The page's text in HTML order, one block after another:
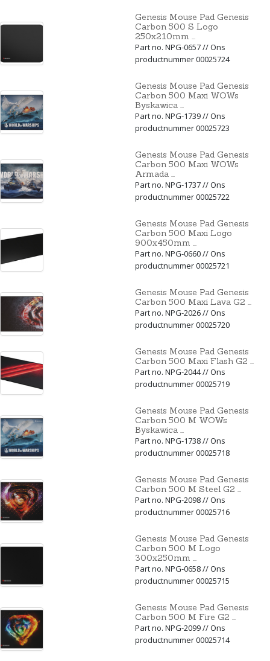
Genesis Mouse Pad Genesis
Carbon 500 S Logo
250x210mm ...
Part no. NPG-0657 // Ons
productnummer 00025724
Genesis Mouse Pad Genesis
Carbon 500 Maxi WOWs
Byskawica ...
Part no. NPG-1739 // Ons
productnummer 00025723
Genesis Mouse Pad Genesis
Carbon 500 Maxi WOWs
Armada ...
Part no. NPG-1737 // Ons
productnummer 00025722
Genesis Mouse Pad Genesis
Carbon 500 Maxi Logo
900x450mm ...
Part no. NPG-0660 // Ons
productnummer 00025721
Genesis Mouse Pad Genesis
Carbon 500 Maxi Lava G2 ...
Part no. NPG-2026 // Ons
productnummer 00025720
Genesis Mouse Pad Genesis
Carbon 500 Maxi Flash G2 ...
Part no. NPG-2044 // Ons
productnummer 00025719
Genesis Mouse Pad Genesis
Carbon 500 M WOWs
Byskawica ...
Part no. NPG-1738 // Ons
productnummer 00025718
Genesis Mouse Pad Genesis
Carbon 500 M Steel G2 ...
Part no. NPG-2098 // Ons
productnummer 00025716
Genesis Mouse Pad Genesis
Carbon 500 M Logo
300x250mm ...
Part no. NPG-0658 // Ons
productnummer 00025715
Genesis Mouse Pad Genesis
Carbon 500 M Fire G2 ...
Part no. NPG-2099 // Ons
productnummer 00025714